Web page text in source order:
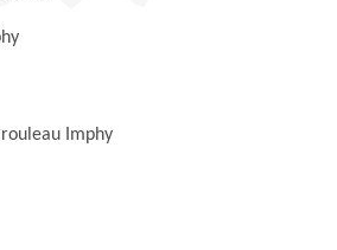
rouleau Imphy